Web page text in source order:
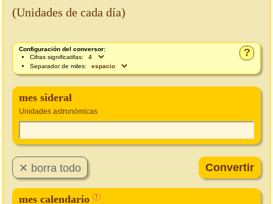
(Unidades de cada día)
?
Configuración del conversor:
Cifras significatifas:
Separador de miles:
mes sideral
Unidades astronómicas
mes calendario !